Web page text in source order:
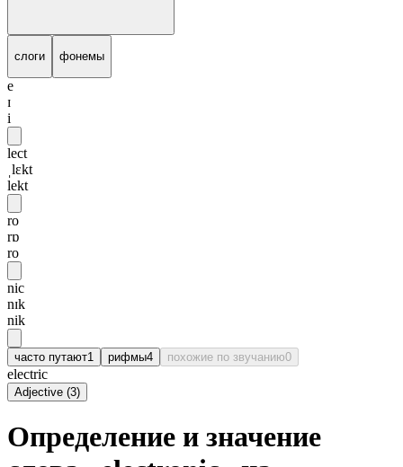
слоги фонемы
e
ɪ
i
lect
ˌlɛkt
lekt
ro
rɒ
ro
nic
nɪk
nik
часто путают1 рифмы4 похожие по звучанию0
electric
Adjective (3)
Определение и значение